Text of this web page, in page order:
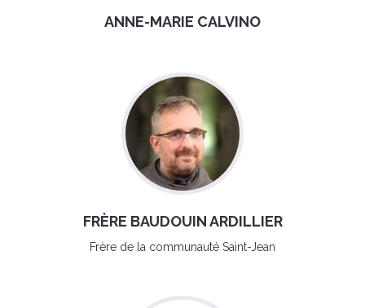
ANNE-MARIE CALVINO
FRÈRE BAUDOUIN ARDILLIER
Frère de la communauté Saint-Jean